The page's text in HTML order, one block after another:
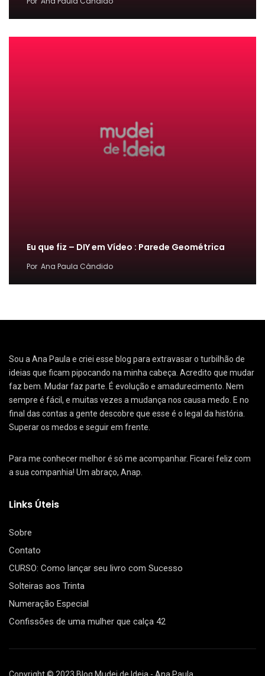
Eu que fiz – DIY em Vídeo : Parede Geométrica
Por Ana Paula Cândido
Sou a Ana Paula e criei esse blog para extravasar o turbilhão de
ideias que ficam pipocando na minha cabeça. Acredito que mudar
faz bem. Mudar faz parte. É evolução e amadurecimento. Nem
sempre é fácil, e muitas vezes a mudança nos causa medo. E no
final das contas a gente descobre que esse é o legal da história.
Superar os medos e seguir em frente.
Para me conhecer melhor é só me acompanhar. Ficarei feliz com
a sua companhia! Um abraço, Anap.
Links Úteis
Sobre
Contato
CURSO: Como lançar seu livro com Sucesso
Solteiras aos Trinta
Numeração Especial
Confissões de uma mulher que calça 42